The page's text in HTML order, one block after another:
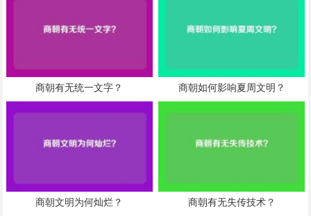
商朝有无统一文字？ 商朝如何影响夏周文明？
商朝文明为何灿烂？ 商朝有无失传技术？